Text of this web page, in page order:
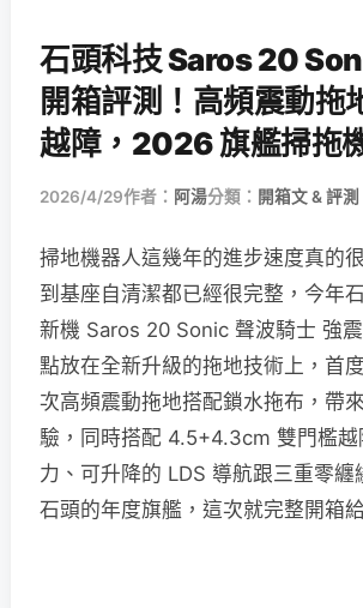
石頭科技 Saros 20
開箱評測！高頻震動
越障，2026 旗艦掃拖
2026/4/29作者： 阿湯分類： 開箱文 & 評測
掃地機器人這幾年的進步速度真的
到基座自清潔都已經很完整，今年
新機 Saros 20 Sonic 聲波騎士 強
點放在全新升級的拖地技術上，首
次高頻震動拖地搭配鎖水拖布，帶
驗，同時搭配 4.5+4.3cm 雙門檻
力、可升降的 LDS 導航跟三重零
石頭的年度旗艦，這次就完整開箱